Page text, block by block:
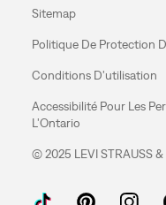
Sitemap
Politique De Protection
Conditions D'utilisation
Accessibilité Pour Les
L'Ontario
© 2025 LEVI STRAUSS &